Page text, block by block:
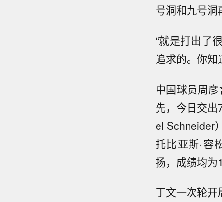
号洞和九号洞
“就是打出了
追求的。你知
中国球员周
先，今日交出
el Schneider
托比亚斯·容
扬，成绩均为
丁文一次轮